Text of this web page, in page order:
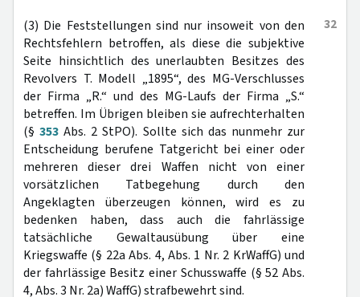
32
(3) Die Feststellungen sind nur insoweit von den
Rechtsfehlern betroffen, als diese die subjektive
Seite hinsichtlich des unerlaubten Besitzes des
Revolvers T. Modell „1895“, des MG-Verschlusses
der Firma „R.“ und des MG-Laufs der Firma „S.“
betreffen. Im Übrigen bleiben sie aufrechterhalten
(§353 Abs. 2 StPO). Sollte sich das nunmehr zur
Entscheidung berufene Tatgericht bei einer oder
mehreren dieser drei Waffen nicht von einer
vorsätzlichen Tatbegehung durch den
Angeklagten überzeugen können, wird es zu
bedenken haben, dass auch die fahrlässige
tatsächliche Gewaltausübung über eine
Kriegswaffe (§ 22a Abs. 4, Abs. 1 Nr. 2 KrWaffG) und
der fahrlässige Besitz einer Schusswaffe (§ 52 Abs.
4, Abs. 3 Nr. 2a) WaffG) strafbewehrt sind.